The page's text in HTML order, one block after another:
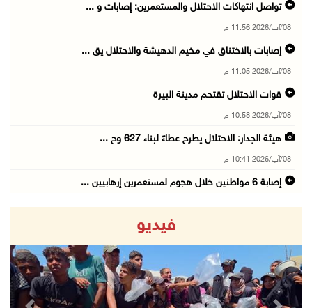
تواصل انتهاكات الاحتلال والمستعمرين: إصابات و ...
08/آب/2026 11:56 م
إصابات بالاختناق في مخيم الدهيشة والاحتلال يق ...
08/آب/2026 11:05 م
قوات الاحتلال تقتحم مدينة البيرة
08/آب/2026 10:58 م
هيئة الجدار: الاحتلال يطرح عطاءً لبناء 627 وح ...
08/آب/2026 10:41 م
إصابة 6 مواطنين خلال هجوم لمستعمرين إرهابيين ...
الاحتلال يحتجز مواطنين من طمون ومخيم الفارعة
08/آب/2026 09:33 م
الاحتلال يقتحم قرية المغير شمال شرق رام الله
08/آب/2026 09:32 م
فيديو